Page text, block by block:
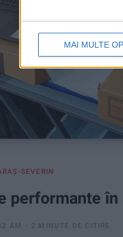
MAI MULTE
SEVERIN
performante
AM 2 MINUTE DE CITIRE